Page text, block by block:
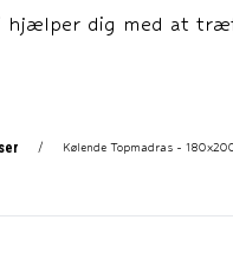
hjælper dig med at
/ Kølende Topmadras -